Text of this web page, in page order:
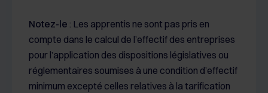
Notez-le : Les apprentis ne sont pas pris en
compte dans le calcul de l’effectif des entreprises
pour l’application des dispositions législatives ou
réglementaires soumises à une condition d’effectif
minimum excepté celles relatives à la tarification